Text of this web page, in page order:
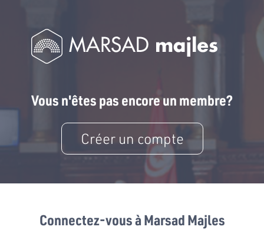
Vous n'êtes pas encore un membre?
Créer un compte
Connectez-vous à Marsad Majles